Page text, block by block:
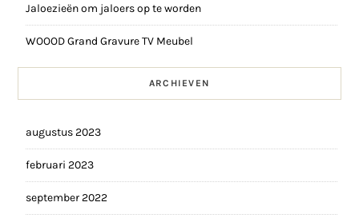
Jaloezieën om jaloers op te worden
WOOOD Grand Gravure TV Meubel
ARCHIEVEN
augustus 2023
februari 2023
september 2022